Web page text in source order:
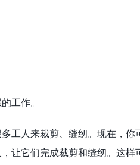
工作。
工人来裁剪、缝纫。现在，你
让它们完成裁剪和缝纫。这